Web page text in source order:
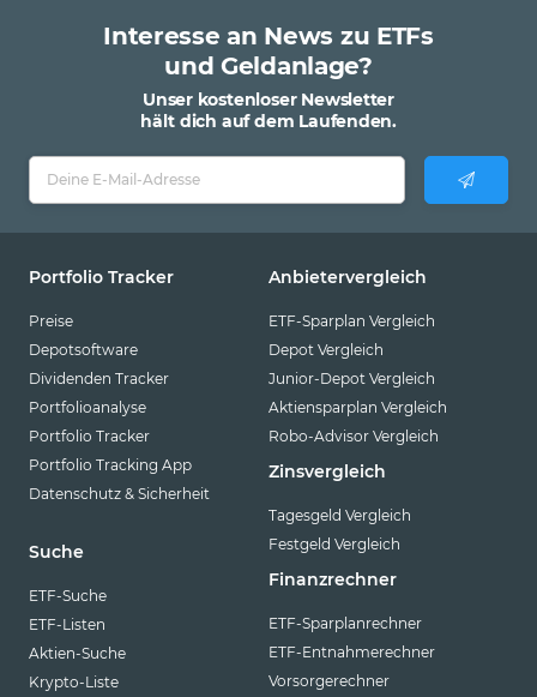
Interesse an News zu ETFs
und Geldanlage?
Unser kostenloser Newsletter
hält dich auf dem Laufenden.
Portfolio Tracker
Preise
Depotsoftware
Dividenden Tracker
Portfolioanalyse
Portfolio Tracker
Portfolio Tracking App
Datenschutz & Sicherheit
Suche
ETF-Suche
ETF-Listen
Aktien-Suche
Krypto-Liste
Anbietervergleich
ETF-Sparplan Vergleich
Depot Vergleich
Junior-Depot Vergleich
Aktiensparplan Vergleich
Robo-Advisor Vergleich
Zinsvergleich
Tagesgeld Vergleich
Festgeld Vergleich
Finanzrechner
ETF-Sparplanrechner
ETF-Entnahmerechner
Vorsorgerechner